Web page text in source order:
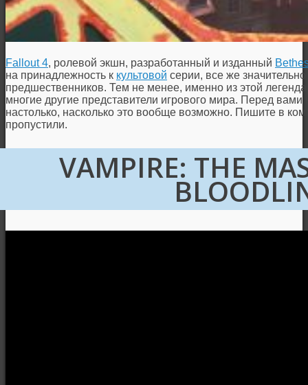
Fallout 4, ролевой экшн, разработанный и изданный
на принадлежность к культовой серии, все же
предшественников. Тем не менее, именно из этой
многие другие представители игрового мира. Перед вами
настолько, насколько это вообще возможно. Пишите в
пропустили.
VAMPIRE: THE